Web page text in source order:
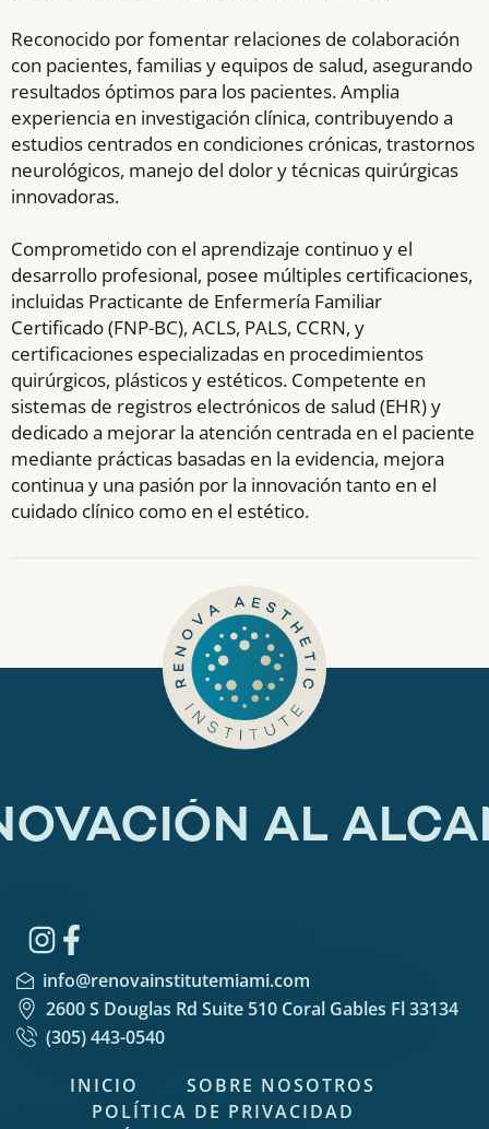
Reconocido por fomentar relaciones de colaboración
con pacientes, familias y equipos de salud, asegurando
resultados óptimos para los pacientes. Amplia
experiencia en investigación clínica, contribuyendo a
estudios centrados en condiciones crónicas, trastornos
neurológicos, manejo del dolor y técnicas quirúrgicas
innovadoras.
Comprometido con el aprendizaje continuo y el
desarrollo profesional, posee múltiples certificaciones,
incluidas Practicante de Enfermería Familiar
Certificado (FNP-BC), ACLS, PALS, CCRN, y
certificaciones especializadas en procedimientos
quirúrgicos, plásticos y estéticos. Competente en
sistemas de registros electrónicos de salud (EHR) y
dedicado a mejorar la atención centrada en el paciente
mediante prácticas basadas en la evidencia, mejora
continua y una pasión por la innovación tanto en el
cuidado clínico como en el estético.
AL
info@renovainstitutemiami.com
2600S Douglas Rd Suite 510 Coral Gables Fl33134
(305)443-0540
INICIO
SOBRE NOSOTROS
POLÍTICA DE PRIVACIDAD